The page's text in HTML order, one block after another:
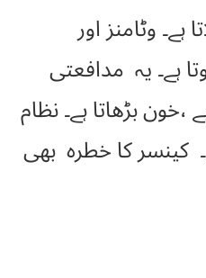
ہے۔ وٹامنز اور
ہے۔ یہ مدافعتی
بڑھاتا ہے۔ نظام
کینسر کا خطرہ بھی